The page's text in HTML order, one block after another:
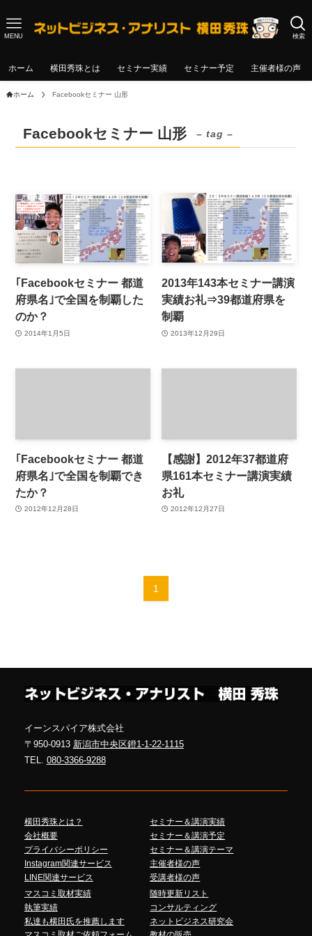
検索
MENU
ホーム 横田秀珠とは セミナー実績 セミナー予定 主催者様の声
ホーム Facebookセミナー 山形
Facebookセミナー 山形 – tag –
｢Facebookセミナー 都道
府県名｣で全国を制覇した
のか？
2014年1月5日
2013年143本セミナー講演
実績お礼⇒39都道府県を
制覇
2013年12月29日
｢Facebookセミナー 都道
府県名｣で全国を制覇でき
たか？
2012年12月28日
【感謝】2012年37都道府
県161本セミナー講演実績
お礼
2012年12月27日
1
イーンスパイア株式会社
〒950-0913 新潟市中央区鐙1-1-22-1115
TEL. 080-3366-9288
横田秀珠とは？
会社概要
プライバシーポリシー
Instagram関連サービス
LINE関連サービス
セミナー＆講演実績
セミナー＆講演予定
セミナー＆講演テーマ
主催者様の声
受講者様の声
マスコミ取材実績
執筆実績
私達も横田氏を推薦します
随時更新リスト
コンサルティング
ネットビジネス研究会